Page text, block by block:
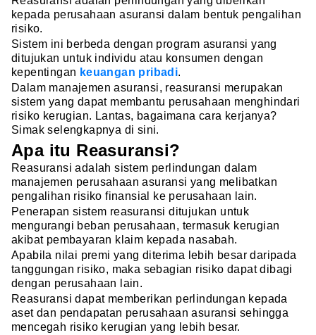
kepada perusahaan asuransi dalam bentuk pengalihan
risiko.
Sistem ini berbeda dengan program asuransi yang
ditujukan untuk individu atau konsumen dengan
kepentingan keuangan pribadi.
Dalam manajemen asuransi, reasuransi merupakan
sistem yang dapat membantu perusahaan menghindari
risiko kerugian. Lantas, bagaimana cara kerjanya?
Simak selengkapnya di sini.
Apa itu Reasuransi?
Reasuransi adalah sistem perlindungan dalam
manajemen perusahaan asuransi yang melibatkan
pengalihan risiko finansial ke perusahaan lain.
Penerapan sistem reasuransi ditujukan untuk
mengurangi beban perusahaan, termasuk kerugian
akibat pembayaran klaim kepada nasabah.
Apabila nilai premi yang diterima lebih besar daripada
tanggungan risiko, maka sebagian risiko dapat dibagi
dengan perusahaan lain.
Reasuransi dapat memberikan perlindungan kepada
aset dan pendapatan perusahaan asuransi sehingga
mencegah risiko kerugian yang lebih besar.